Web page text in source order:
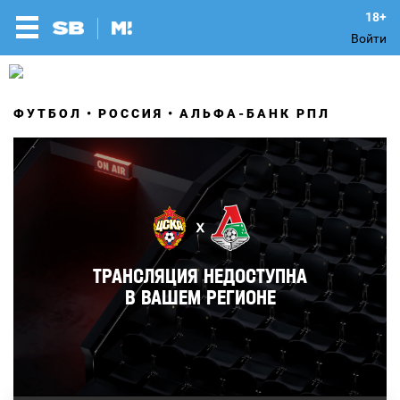
Войти
ФУТБОЛ РОССИЯ АЛЬФА-БАНК РПЛ